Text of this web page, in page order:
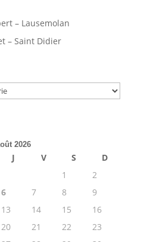
– Lausemolan
– Saint Didier
2026
J V S
D
1
2
6 7 8
9
13 14 15
16
20 21 22
23